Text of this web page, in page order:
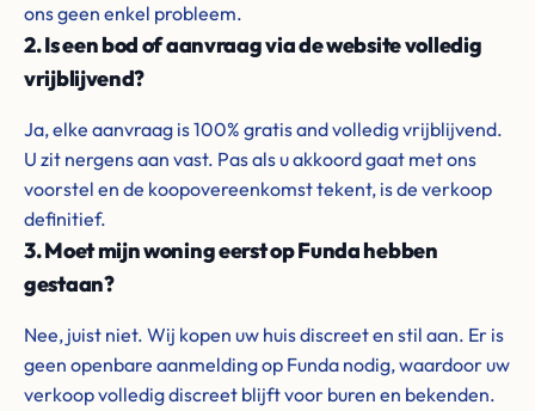
ons geen enkel probleem.
2. Is een bod of aanvraag via de website volledig
vrijblijvend?
Ja, elke aanvraag is 100% gratis and volledig vrijblijvend.
U zit nergens aan vast. Pas als u akkoord gaat met ons
voorstel en de koopovereenkomst tekent, is de verkoop
definitief.
3. Moet mijn woning eerst op Funda hebben
gestaan?
Nee, juist niet. Wij kopen uw huis discreet en stil aan. Er is
geen openbare aanmelding op Funda nodig, waardoor uw
verkoop volledig discreet blijft voor buren en bekenden.